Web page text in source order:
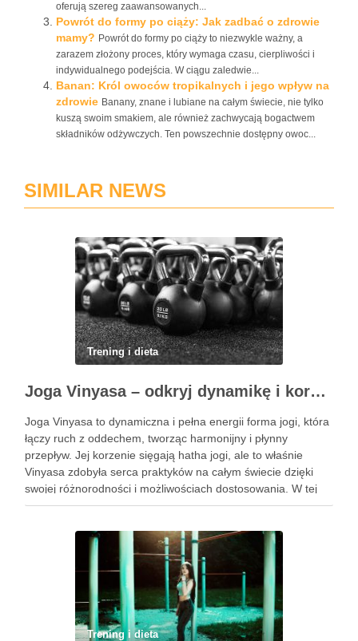
oferują szereg zaawansowanych...
Powrót do formy po ciąży: Jak zadbać o zdrowie
mamy? Powrót do formy po ciąży to niezwykle ważny, a
zarazem złożony proces, który wymaga czasu, cierpliwości i
indywidualnego podejścia. W ciągu zaledwie...
Banan: Król owoców tropikalnych i jego wpływ na
zdrowie Banany, znane i lubiane na całym świecie, nie tylko
kuszą swoim smakiem, ale również zachwycają bogactwem
składników odżywczych. Ten powszechnie dostępny owoc...
SIMILAR NEWS
Trening i dieta
Joga Vinyasa – odkryj dynamikę i korzyści tej praktyki
Joga Vinyasa to dynamiczna i pełna energii forma jogi, która
łączy ruch z oddechem, tworząc harmonijny i płynny
przepływ. Jej korzenie sięgają hatha jogi, ale to właśnie
Vinyasa zdobyła serca praktyków na całym świecie dzięki
swojej różnorodności i możliwościach dostosowania. W tej
praktyce każdy ruch jest zsynchronizowany z oddechem, co
Trening i dieta